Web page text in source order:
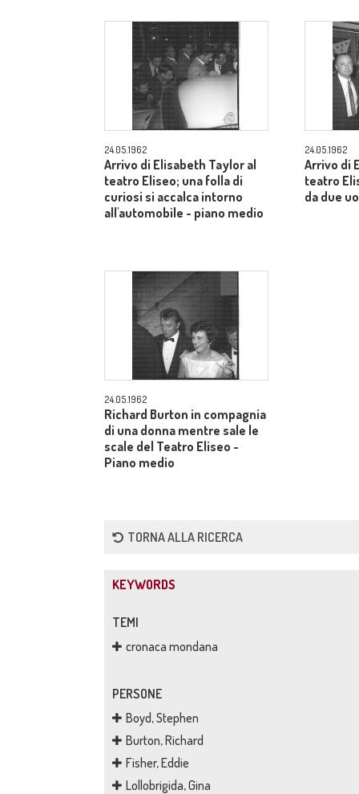
24.05.1962
Arrivo di Elisabeth Taylor al
teatro Eliseo; una folla di
curiosi si accalca intorno
all'automobile - piano medio
24.05.1962
Arrivo di
teatro
da due
24.05.1962
Richard Burton in compagnia
di una donna mentre sale le
scale del Teatro Eliseo -
Piano medio
TORNA ALLA RICERCA
KEYWORDS
TEMI
cronaca mondana
PERSONE
Boyd, Stephen
Burton, Richard
Fisher, Eddie
Lollobrigida, Gina